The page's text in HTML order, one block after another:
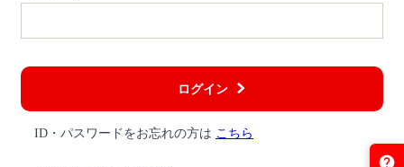
ログイン
ID・パスワードをお忘れの方は こちら